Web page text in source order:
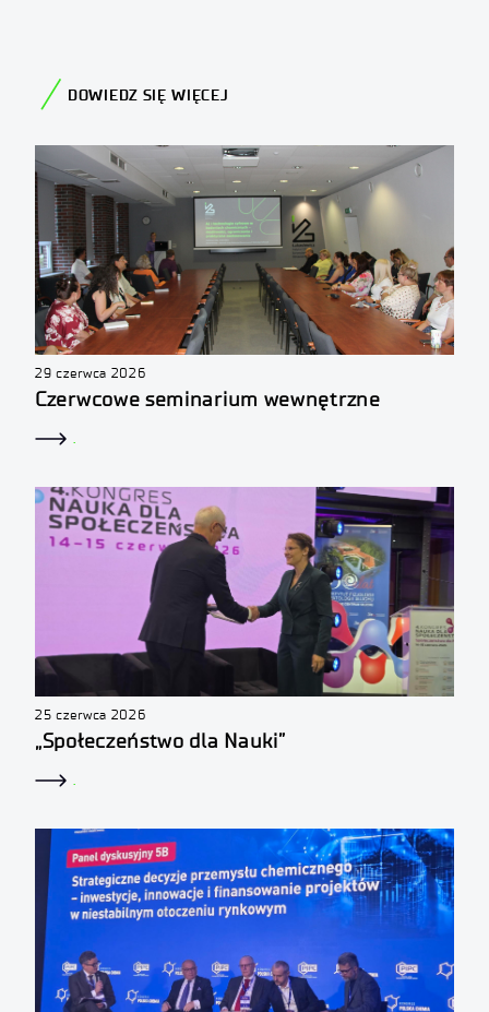
DOWIEDZ SIĘ WIĘCEJ
Czerwcowe seminarium wewnętrzne
29 czerwca 2026
„Społeczeństwo dla Nauki”
25 czerwca 2026